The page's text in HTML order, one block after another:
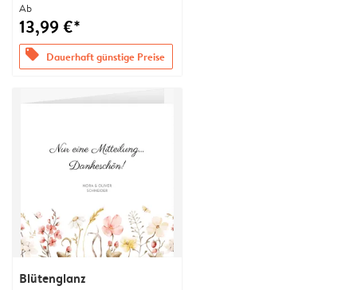
Ab
13,99 €*
offers Dauerhaft günstige Preise
Blütenglanz